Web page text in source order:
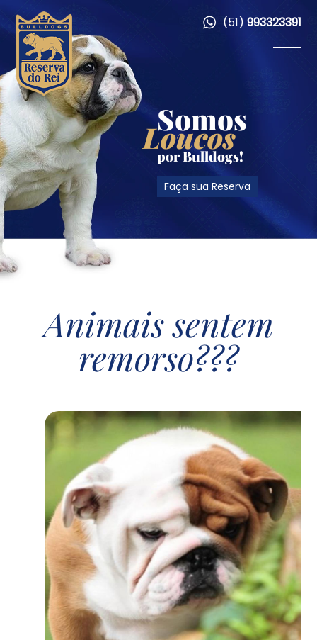
Somos
Loucos
por Bulldogs!
Faça sua Reserva
(51) 993323391
Animais sentem
remorso???